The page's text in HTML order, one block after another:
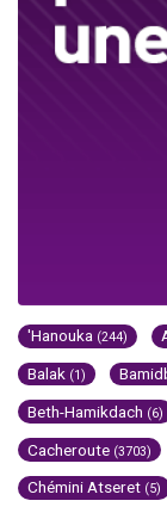
'Hanouka (244)
Balak (1)
Beth-Hamikdach (6)
Cacheroute (3703)
Chémini Atseret (5)